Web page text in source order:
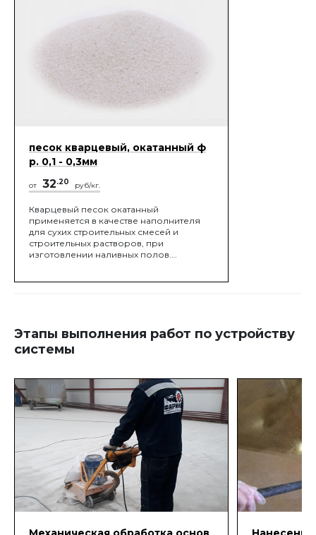
песок кварцевый, окатанный ф
р. 0,1 - 0,3мм
от 32.20 руб/кг.
Кварцевый песок окатанный
применяется в качестве наполнителя
для сухих строительных смесей и
строительных растворов, при
изготовлении наливных полов.
Этапы выполнения работ по устройству
системы